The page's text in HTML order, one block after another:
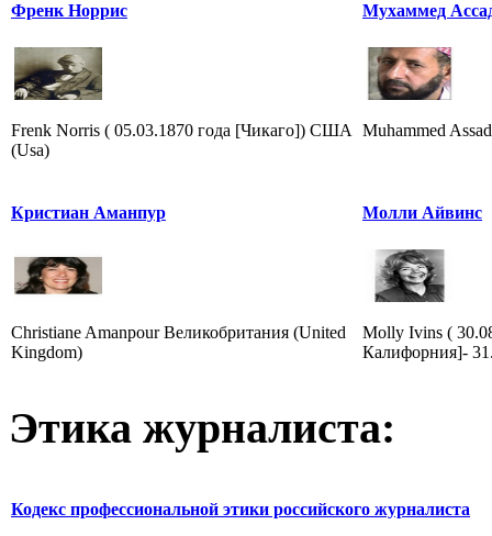
Френк Норрис
Frenk Norris ( 05.03.1870 года [Чикаго]) США
(Usa)
Мухаммед
Muhammed
Кристиан Аманпур
Christiane Amanpour Великобритания (United
Kingdom)
Молли Айвинс
Molly Ivins (
Калифорния]-
Этика журналиста:
Кодекс профессиональной этики российского журналиста